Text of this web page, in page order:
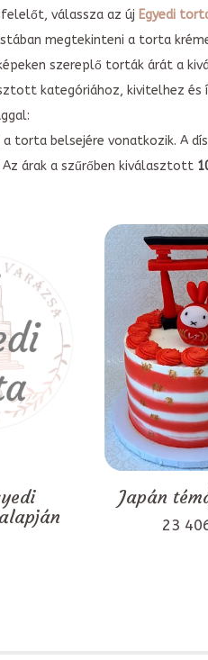
válassza az új Egyedi
megtekinteni a torta
szereplő torták árát a
kategóriához, kivitelhez
a torta belsejére vonatkozik. A
Az árak a szűrőben kiválasztott
Japán
23